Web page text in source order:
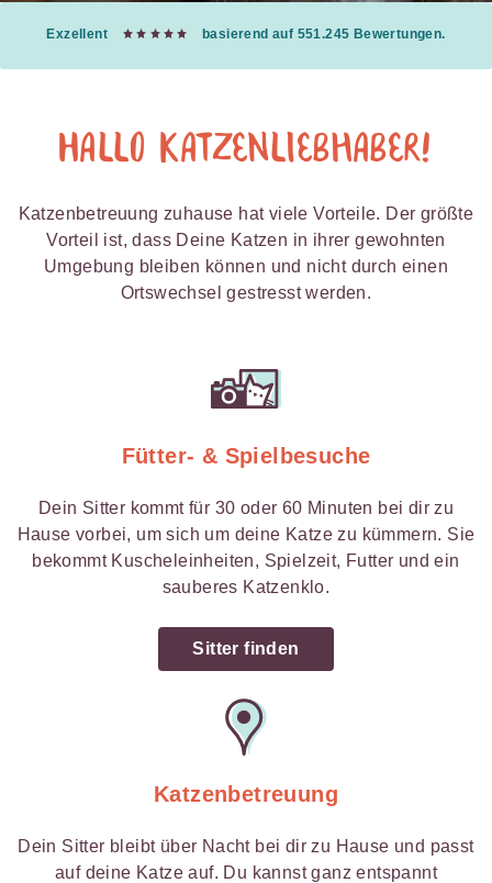
Exzellent basierend auf 551.245 Bewertungen.
Hallo Katzenliebhaber!
Katzenbetreuung zuhause hat viele Vorteile. Der größte
Vorteil ist, dass Deine Katzen in ihrer gewohnten
Umgebung bleiben können und nicht durch einen
Ortswechsel gestresst werden.
Fütter- & Spielbesuche
Dein Sitter kommt für 30 oder 60 Minuten bei dir zu
Hause vorbei, um sich um deine Katze zu kümmern. Sie
bekommt Kuscheleinheiten, Spielzeit, Futter und ein
sauberes Katzenklo.
Sitter finden
Katzenbetreuung
Dein Sitter bleibt über Nacht bei dir zu Hause und passt
auf deine Katze auf. Du kannst ganz entspannt